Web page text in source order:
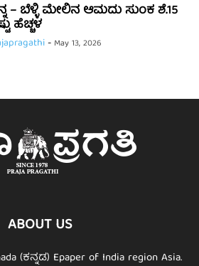
– ಬೆಳ್ಳಿ ಮೇಲಿನ ಆಮದು ಸುಂಕ ಶೆ.15
ಹೆಚ್ಚಳ
- May 13, 2026
ABOUT US
(ಕನ್ನಡ) Epaper of India region Asia.